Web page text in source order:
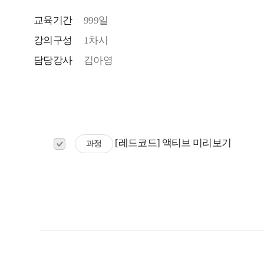
교육기간
999일
강의구성
1차시
담당강사
김아영
과정 [레드코드] 액티브 미리보기